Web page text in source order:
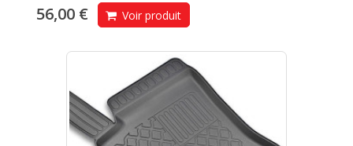
56,00 € Voir produit